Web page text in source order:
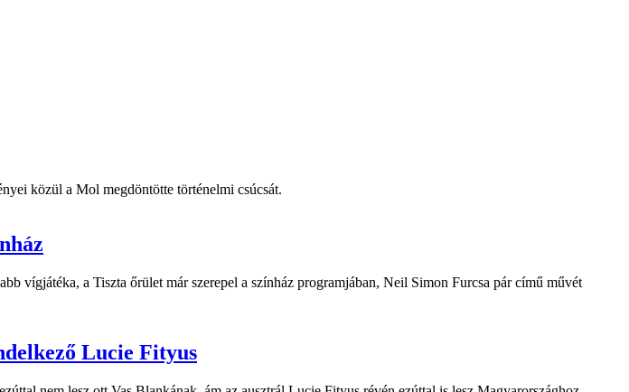
közül a Mol megdöntötte történelmi csúcsát.
vígjátéka, a Tiszta őrület már szerepel a színház programjában, Neil Simon Furcsa pár című művét
Lucie Fityus